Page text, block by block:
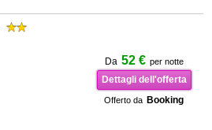
Da 52 € per notte
Dettagli dell'offerta
Offerto da Booking